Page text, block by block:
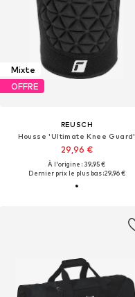
Mixte
OFFRE
REUSCH
Housse 'Ultimate Knee Guard'
29,96 €
À l'origine : 39,95 €
Dernier prix le plus bas :29,96 €